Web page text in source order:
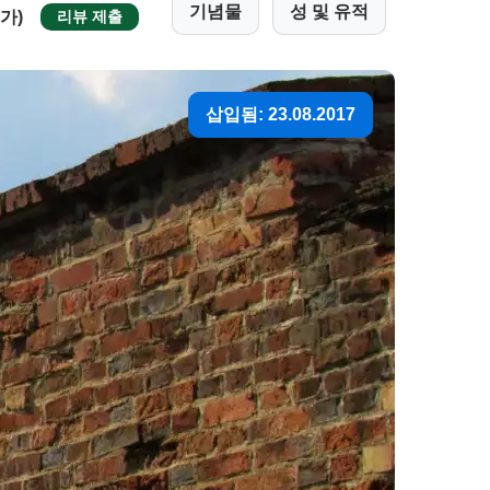
) 리뷰 제출 기념물 성 및 유적
삽입됨: 23.08.2017